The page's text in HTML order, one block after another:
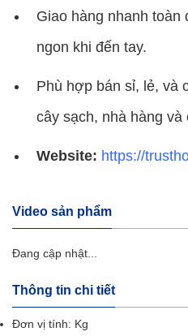
Giao hàng nhanh
ngon khi đến tay.
Phù hợp bán sỉ, lẻ, và
cây sạch, nhà hàng và
Website: https://
Video sản phẩm
Đang cập nhật...
Thông tin chi tiết
Đơn vị tính: Kg